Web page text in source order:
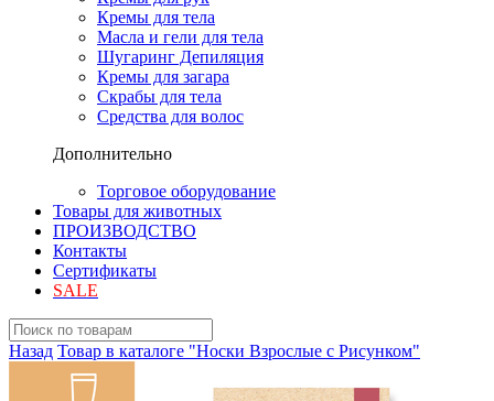
Кремы для тела
Масла и гели для тела
Шугаринг Депиляция
Кремы для загара
Скрабы для тела
Средства для волос
Дополнительно
Торговое оборудование
Товары для животных
ПРОИЗВОДСТВО
Контакты
Сертификаты
SALE
Назад Товар в каталоге "Носки Взрослые с Рисунком"